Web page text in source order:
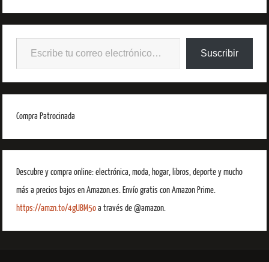
Suscribir
Compra Patrocinada
Descubre y compra online: electrónica, moda, hogar, libros, deporte y mucho
más a precios bajos en Amazon.es. Envío gratis con Amazon Prime.
https://amzn.to/4gUBM5oa través de @amazon.